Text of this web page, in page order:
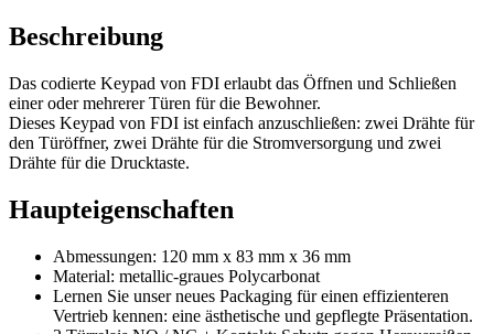
Beschreibung
Das codierte Keypad von FDI erlaubt das Öffnen und Schließen
einer oder mehrerer Türen für die Bewohner.
Dieses Keypad von FDI ist einfach anzuschließen: zwei Drähte für
den Türöffner, zwei Drähte für die Stromversorgung und zwei
Drähte für die Drucktaste.
Haupteigenschaften
Abmessungen: 120 mm x 83 mm x 36 mm
Material: metallic-graues Polycarbonat
Lernen Sie unser neues Packaging für einen effizienteren
Vertrieb kennen: eine ästhetische und gepflegte Präsentation.